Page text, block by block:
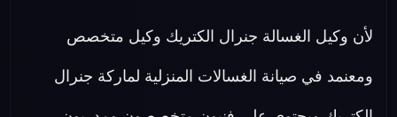
لأن وكيل الغسالة جنرال الكتريك وكيل متخصص
ومعنمد في صيانة الغسالات المنزلية لماركة جنرال